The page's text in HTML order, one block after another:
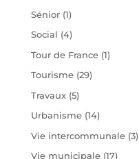
Sénior(1)
Social (4)
Tour de France(1)
Tourisme(29)
Travaux(5)
Urbanisme(14)
Vie intercommunale(3)
Vie municipale(17)